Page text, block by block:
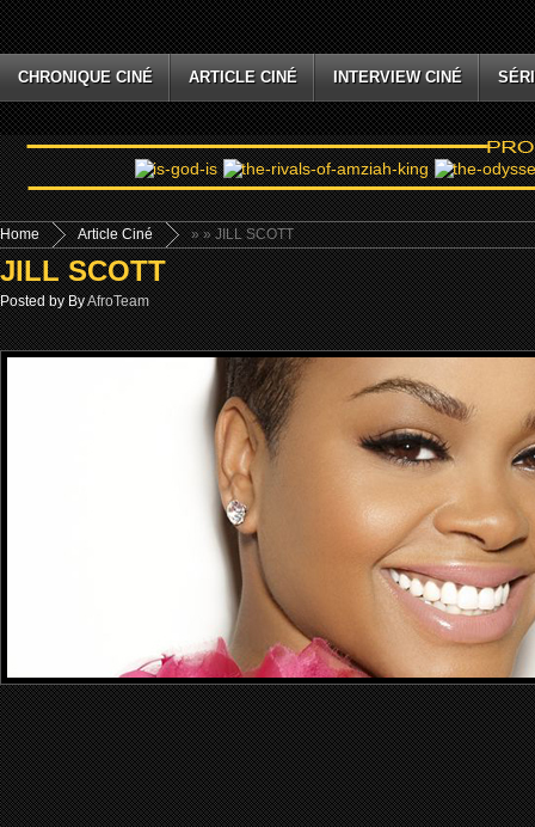
CHRONIQUE CINÉ ARTICLE CINÉ INTERVIEW CINÉ
Home »
Article Ciné » JILL SCOTT
JILL SCOTT
Posted by ByAfroTeam